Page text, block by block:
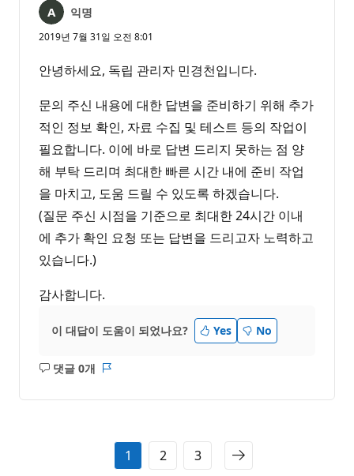
익명
2019년 7월 31일 오전 8:01
안녕하세요, 독립 관리자 민경천입니다.
문의 주신 내용에 대한 답변을 준비하기 위해 추가
적인 정보 확인, 자료 수집 및 테스트 등의 작업이
필요합니다. 이에 바로 답변 드리지 못하는 점 양
해 부탁 드리며 최대한 빠른 시간 내에 준비 작업
을 마치고, 도움 드릴 수 있도록 하겠습니다.
(질문 주신 시점을 기준으로 최대한 24시간 이내
에 추가 확인 요청 또는 답변을 드리고자 노력하고
있습니다.)
감사합니다.
이 대답이 도움이 되었나요? Yes No
댓글 0개
설
1 2 3